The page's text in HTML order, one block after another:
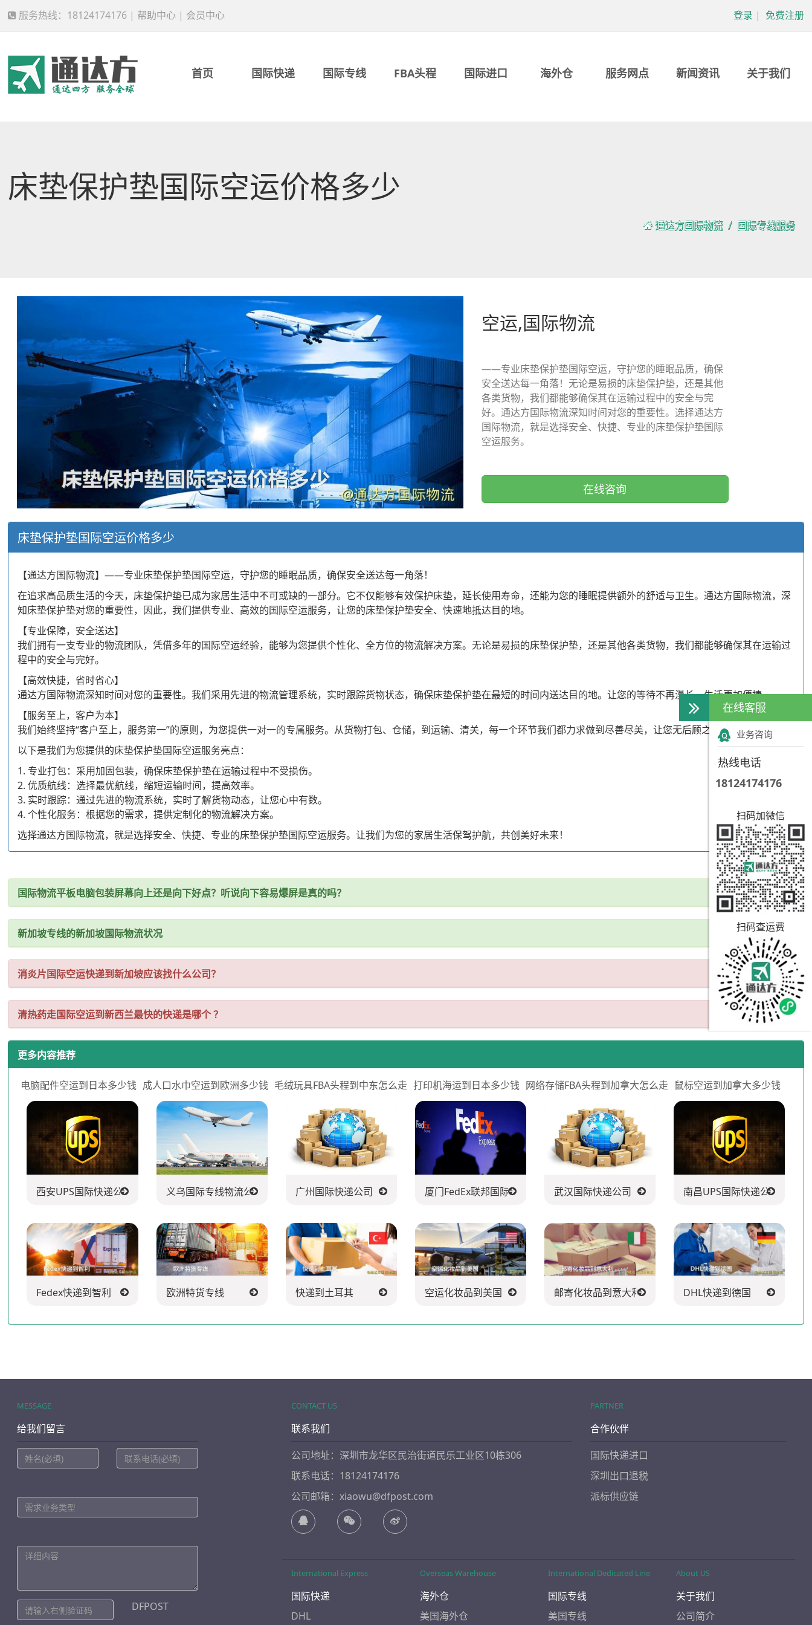
服务热线：18124174176 | 帮助中心 | 会员中心 登录 | 免费注册
首页 国际快递 国际专线 FBA头程 国际进口 海外仓 服务网点 新闻资讯 关于我们
床垫保护垫国际空运价格多少
通达方国际物流 国际专线服务
空运,国际物流
——专业床垫保护垫国际空运，守护您的睡眠品质，确保
安全送达每一角落！无论是易损的床垫保护垫，还是其他
各类货物，我们都能够确保其在运输过程中的安全与完
好。通达方国际物流深知时间对您的重要性。选择通达方
国际物流，就是选择安全、快捷、专业的床垫保护垫国际
空运服务。
在线咨询
床垫保护垫国际空运价格多少
【通达方国际物流】——专业床垫保护垫国际空运，守护您的睡眠品质，确保安全送达每一角落！
在追求高品质生活的今天，床垫保护垫已成为家居生活中不可或缺的一部分。它不仅能够有效保护床垫，延长使用寿命，还能为您的睡眠提供额外的舒适与卫生。通达方国际物流，深
知床垫保护垫对您的重要性，因此，我们提供专业、高效的国际空运服务，让您的床垫保护垫安全、快速地抵达目的地。
【专业保障，安全送达】
我们拥有一支专业的物流团队，凭借多年的国际空运经验，能够为您提供个性化、全方位的物流解决方案。无论是易损的床垫保护垫，还是其他各类货物，我们都能够确保其在运输过
程中的安全与完好。
【高效快捷，省时省心】
通达方国际物流深知时间对您的重要性。我们采用先进的物流管理系统，实时跟踪货物状态，确保床垫保护垫在最短的时间内送达目的地。让您的等待不再漫长，生活更加便捷。
【服务至上，客户为本】
我们始终坚持“客户至上，服务第一”的原则，为您提供一对一的专属服务。从货物打包、仓储，到运输、清关，每一个环节我们都力求做到尽善尽美，让您无后顾之忧。
以下是我们为您提供的床垫保护垫国际空运服务亮点：
1. 专业打包：采用加固包装，确保床垫保护垫在运输过程中不受损伤。
2. 优质航线：选择最优航线，缩短运输时间，提高效率。
3. 实时跟踪：通过先进的物流系统，实时了解货物动态，让您心中有数。
4. 个性化服务：根据您的需求，提供定制化的物流解决方案。
选择通达方国际物流，就是选择安全、快捷、专业的床垫保护垫国际空运服务。让我们为您的家居生活保驾护航，共创美好未来！
国际物流平板电脑包装屏幕向上还是向下好点？听说向下容易爆屏是真的吗？
新加坡专线的新加坡国际物流状况
消炎片国际空运快递到新加坡应该找什么公司？
清热药走国际空运到新西兰最快的快递是哪个 ？
更多内容推荐
电脑配件空运到日本多少钱 成人口水巾空运到欧洲多少钱 毛绒玩具FBA头程到中东怎么走 打印机海运到日本多少钱 网络存储FBA头程到加拿大怎么走 鼠标空运到加拿大多少钱
西安UPS国际快递公司 义乌国际专线物流公司 广州国际快递公司 厦门FedEx联邦国际快递公司 武汉国际快递公司 南昌UPS国际快递公司
Fedex快递到智利 欧洲特货专线 快递到土耳其 空运化妆品到美国 邮寄化妆品到意大利 DHL快递到德国
MESSAGE
给我们留言
DFPOST
CONTACT US
联系我们
公司地址：深圳市龙华区民治街道民乐工业区10栋306
联系电话：18124174176
公司邮箱：xiaowu@dfpost.com
PARTNER
合作伙伴
国际快递进口
深圳出口退税
派标供应链
International Express
国际快递
DHL
Overseas Warehouse
海外仓
美国海外仓
International Dedicated Line
国际专线
美国专线
About US
关于我们
公司简介
在线客服
业务咨询
热线电话
18124174176
扫码加微信
扫码查运费